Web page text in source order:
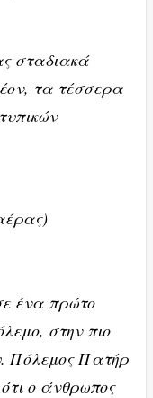
σταδιακά
τα τέσσερα
ένα πρώτο
στην πιο
Πόλεμος Πατήρ
ο άνθρωπος